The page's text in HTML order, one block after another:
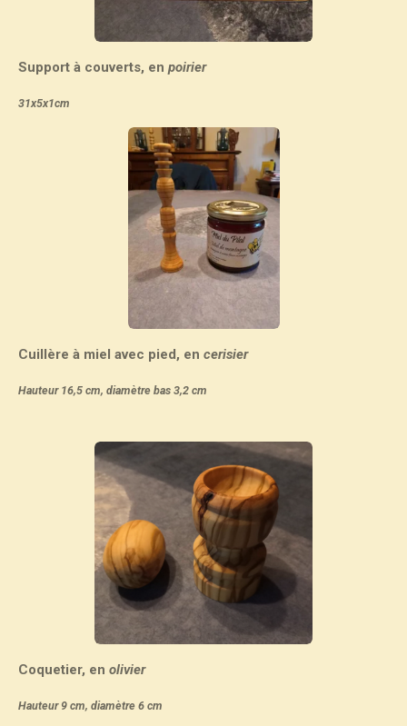
Support à couverts, en poirier
31x5x1cm
Cuillère à miel avec pied, en cerisier
Hauteur 16,5 cm, diamètre bas 3,2 cm
Coquetier, en olivier
Hauteur 9 cm, diamètre 6 cm